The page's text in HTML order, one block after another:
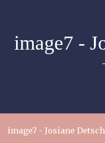
image7 -
image7 - Josiane Detsch